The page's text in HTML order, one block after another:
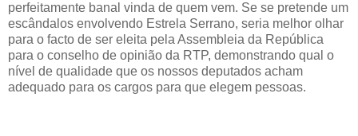
perfeitamente banal vinda de quem vem. Se se pretende um
escândalos envolvendo Estrela Serrano, seria melhor olhar
para o facto de ser eleita pela Assembleia da República
para o conselho de opinião da RTP, demonstrando qual o
nível de qualidade que os nossos deputados acham
adequado para os cargos para que elegem pessoas.